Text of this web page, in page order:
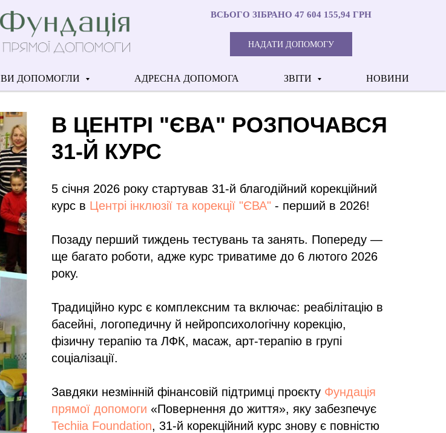
ВСЬОГО ЗІБРАНО 47 604 155,94 ГРН
НАДАТИ ДОПОМОГУ
ВИ ДОПОМОГЛИ АДРЕСНА ДОПОМОГА ЗВІТИ НОВИНИ
В ЦЕНТРІ "ЄВА" РОЗПОЧАВСЯ
31-Й КУРС
5 січня 2026 року стартував 31-й благодійний корекційний
курс в Центрі інклюзії та корекції "ЄВА" - перший в 2026!
Позаду перший тиждень тестувань та занять. Попереду —
ще багато роботи, адже курс триватиме до 6 лютого 2026
року.
Традиційно курс є комплексним та включає: реабілітацію в
басейні, логопедичну й нейропсихологічну корекцію,
фізичну терапію та ЛФК, масаж, арт-терапію в групі
соціалізації.
Завдяки незмінній фінансовій підтримці проєкту Фундація
прямої допомоги «Повернення до життя», яку забезпечує
Techiia Foundation, 31-й корекційний курс знову є повністю